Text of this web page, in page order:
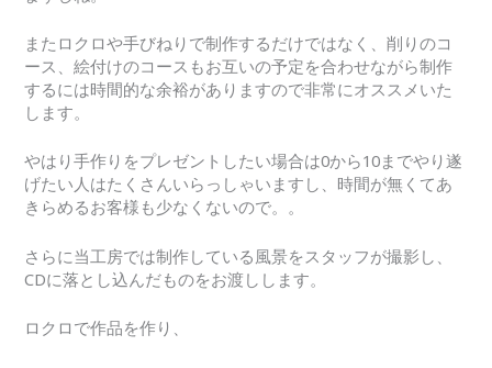
またロクロや手びねりで制作するだけではなく、削りのコ
ース、絵付けのコースもお互いの予定を合わせながら制作
するには時間的な余裕がありますので非常にオススメいた
します。
やはり手作りをプレゼントしたい場合は0から10までやり遂
げたい人はたくさんいらっしゃいますし、時間が無くてあ
きらめるお客様も少なくないので。。
さらに当工房では制作している風景をスタッフが撮影し、
CDに落とし込んだものをお渡しします。
ロクロで作品を作り、